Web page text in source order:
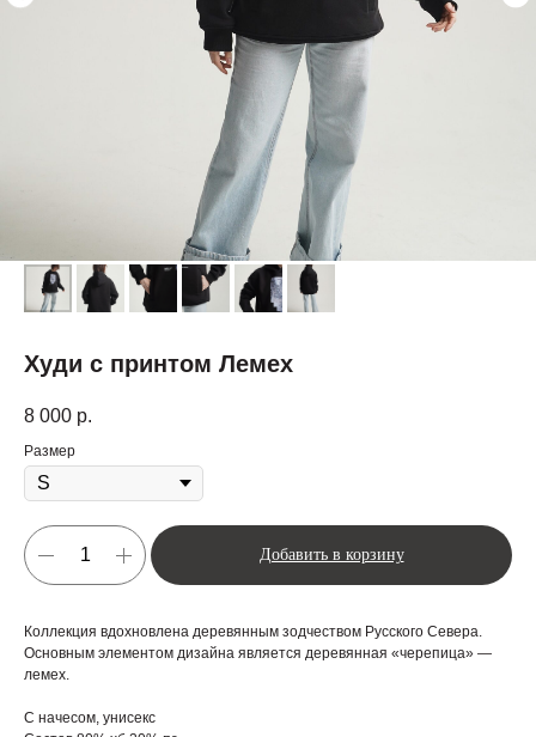
Худи с принтом Лемех
8 000 р.
Размер
Добавить в корзину
Коллекция вдохновлена деревянным зодчеством Русского Севера.
Основным элементом дизайна является деревянная «черепица» —
лемех.
С начесом, унисекс